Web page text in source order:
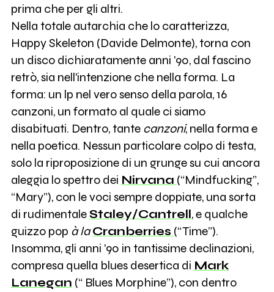
prima che per gli altri.
Nella totale autarchia che lo caratterizza,
Happy Skeleton (Davide Delmonte), torna con
un disco dichiaratamente anni '90, dal fascino
retrò, sia nell'intenzione che nella forma. La
forma: un lp nel vero senso della parola, 16
canzoni, un formato al quale ci siamo
disabituati. Dentro, tante canzoni, nella forma e
nella poetica. Nessun particolare colpo di testa,
solo la riproposizione di un grunge su cui ancora
aleggia lo spettro dei Nirvana (“Mindfucking”,
“Mary”), con le voci sempre doppiate, una sorta
di rudimentaleStaley/Cantrell, e qualche
guizzo pop à la Cranberries (“Time”).
Insomma, gli anni '90 in tantissime declinazioni,
compresa quella blues desertica di Mark
Lanegan (“ Blues Morphine”), con dentro